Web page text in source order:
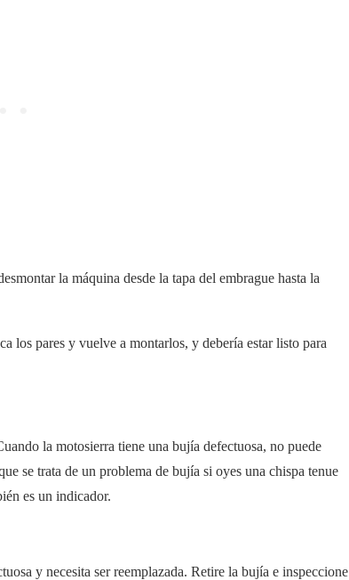
la máquina desde la tapa del embrague hasta la
los pares y vuelve a montarlos, y debería estar listo para
la motosierra tiene una bujía defectuosa, no puede
se trata de un problema de bujía si oyes una chispa tenue
es un indicador.
y necesita ser reemplazada. Retire la bujía e inspeccione